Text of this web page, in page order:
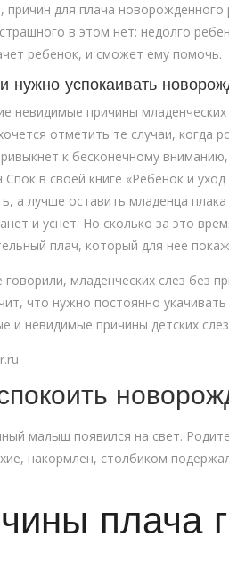
причин для плача
в этом нет: недолго
ребенок, и сможет ему помочь.
нужно успокаивать
невидимые причины
отметить те случаи, когда
к бесконечному
в своей книге «Ребенок и
а лучше оставить младенца
и уснет. Но сколько за это
плач, который для нее
младенческих слез без
что нужно постоянно
и невидимые причины детских
малыш появился на свет.
накормлен, столбиком
плача